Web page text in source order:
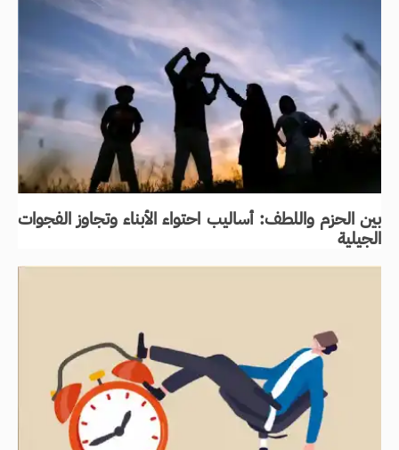
بين الحزم واللطف: أساليب احتواء الأبناء وتجاوز الفجوات
الجيلية